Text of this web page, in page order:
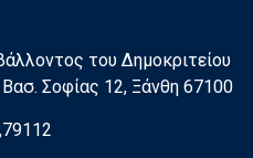
του Δημοκριτείου
Σοφίας 12, Ξάνθη 67100